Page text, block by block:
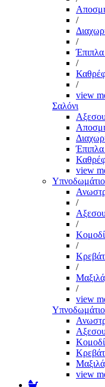
/
/
/
/
view
Σαλόνι
view
Υπνοδωμάτιο
/
/
/
/
/
view
Υπνοδωμάτιο
view